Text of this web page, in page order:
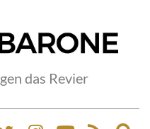
das Revier